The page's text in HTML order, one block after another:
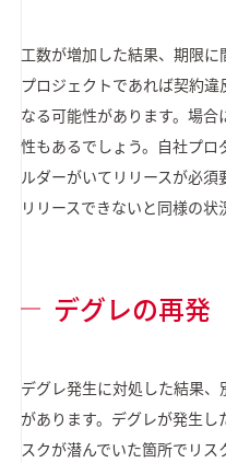
工数が増加した結果、期限
プロジェクトであれば契約
なる可能性があります。場
性もあるでしょう。自社プロ
ルダーがいてリリースが必
リリースできないと同様の状
デグレの再発
デグレ発生に対処した結果
があります。デグレが発生
スクが潜んでいた箇所でリス